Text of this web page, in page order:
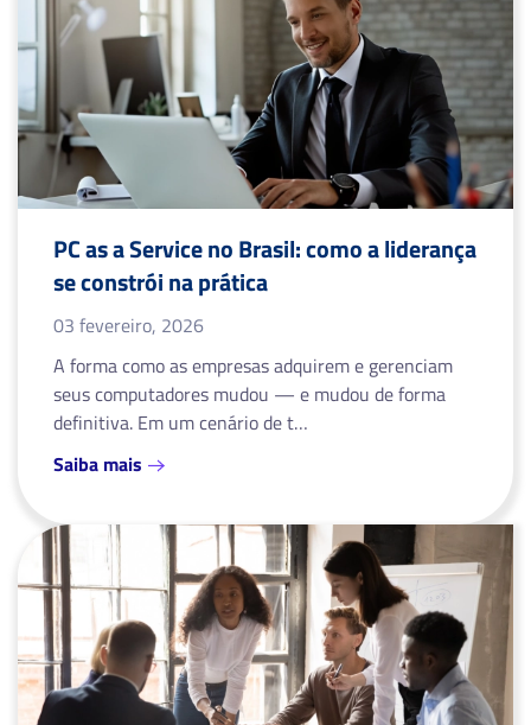
PC as a Service no Brasil: como a liderança
se constrói na prática
03 fevereiro, 2026
A forma como as empresas adquirem e gerenciam
seus computadores mudou — e mudou de forma
definitiva. Em um cenário de t…
Saiba mais